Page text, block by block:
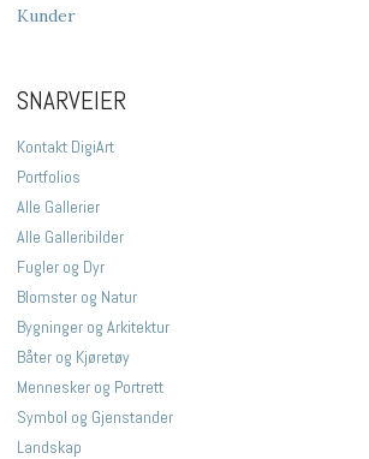
Kunder
SNARVEIER
Kontakt DigiArt
Portfolios
Alle Gallerier
Alle Galleribilder
Fugler og Dyr
Blomster og Natur
Bygninger og Arkitektur
Båter og Kjøretøy
Mennesker og Portrett
Symbol og Gjenstander
Landskap